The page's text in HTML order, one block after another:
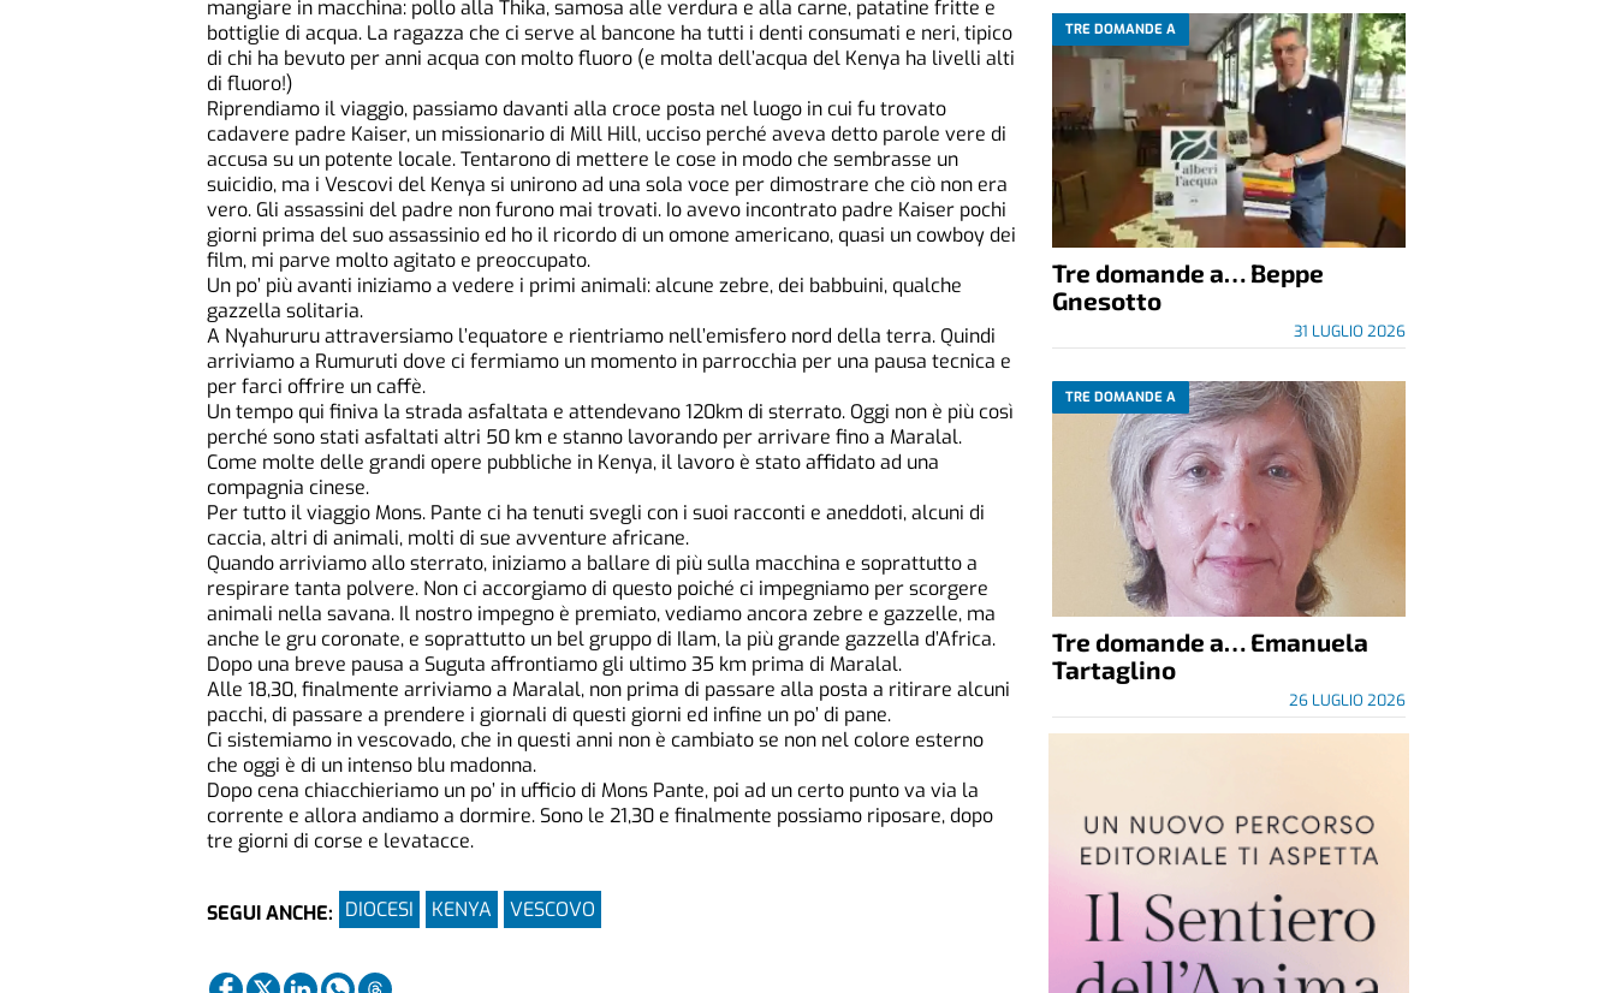
mangiare in macchina: pollo alla Thika, samosa alle verdura e alla carne, patatine fritte e
bottiglie di acqua. La ragazza che ci serve al bancone ha tutti i denti consumati e neri, tipico
di chi ha bevuto per anni acqua con molto fluoro (e molta dell’acqua del Kenya ha livelli alti
di fluoro!)
Riprendiamo il viaggio, passiamo davanti alla croce posta nel luogo in cui fu trovato
cadavere padre Kaiser, un missionario di Mill Hill, ucciso perché aveva detto parole vere di
accusa su un potente locale. Tentarono di mettere le cose in modo che sembrasse un
suicidio, ma i Vescovi del Kenya si unirono ad una sola voce per dimostrare che ciò non era
vero. Gli assassini del padre non furono mai trovati. Io avevo incontrato padre Kaiser pochi
giorni prima del suo assassinio ed ho il ricordo di un omone americano, quasi un cowboy dei
film, mi parve molto agitato e preoccupato.
Un po’ più avanti iniziamo a vedere i primi animali: alcune zebre, dei babbuini, qualche
gazzella solitaria.
A Nyahururu attraversiamo l’equatore e rientriamo nell’emisfero nord della terra. Quindi
arriviamo a Rumuruti dove ci fermiamo un momento in parrocchia per una pausa tecnica e
per farci offrire un caffè.
Un tempo qui finiva la strada asfaltata e attendevano 120km di sterrato. Oggi non è più così
perché sono stati asfaltati altri 50 km e stanno lavorando per arrivare fino a Maralal.
Come molte delle grandi opere pubbliche in Kenya, il lavoro è stato affidato ad una
compagnia cinese.
Per tutto il viaggio Mons. Pante ci ha tenuti svegli con i suoi racconti e aneddoti, alcuni di
caccia, altri di animali, molti di sue avventure africane.
Quando arriviamo allo sterrato, iniziamo a ballare di più sulla macchina e soprattutto a
respirare tanta polvere. Non ci accorgiamo di questo poiché ci impegniamo per scorgere
animali nella savana. Il nostro impegno è premiato, vediamo ancora zebre e gazzelle, ma
anche le gru coronate, e soprattutto un bel gruppo di Ilam, la più grande gazzella d’Africa.
Dopo una breve pausa a Suguta affrontiamo gli ultimo 35 km prima di Maralal.
Alle 18,30, finalmente arriviamo a Maralal, non prima di passare alla posta a ritirare alcuni
pacchi, di passare a prendere i giornali di questi giorni ed infine un po’ di pane.
Ci sistemiamo in vescovado, che in questi anni non è cambiato se non nel colore esterno
che oggi è di un intenso blu madonna.
Dopo cena chiacchieriamo un po’ in ufficio di Mons Pante, poi ad un certo punto va via la
corrente e allora andiamo a dormire. Sono le 21,30 e finalmente possiamo riposare, dopo
tre giorni di corse e levatacce.
SEGUI ANCHE: DIOCESI KENYA VESCOVO
TRE DOMANDE A
Tre domande a… Beppe
Gnesotto
31 LUGLIO 2026
TRE DOMANDE A
Tre domande a… Emanuela
Tartaglino
26 LUGLIO 2026